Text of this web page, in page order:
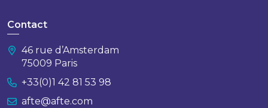
Contact
46 rue d’Amsterdam
75009 Paris
+33(0)1 42 81 53 98
afte@afte.com